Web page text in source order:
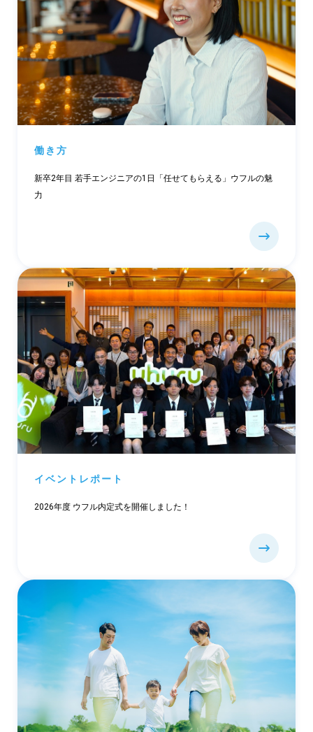
働き方
新卒2年目 若手エンジニアの1日「任せてもらえる」ウフルの魅
力
イベントレポート
2026年度 ウフル内定式を開催しました！